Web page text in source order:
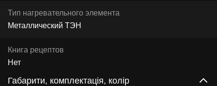
Тип нагревательного элемента
Металлический ТЭН
Книга рецептов
Нет
Габарити, комплектація, колір